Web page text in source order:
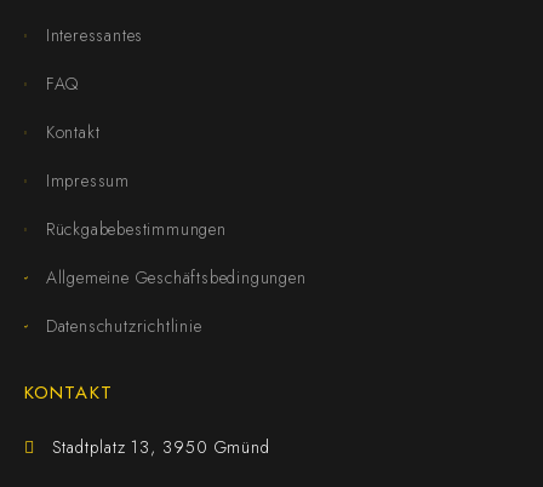
Interessantes
FAQ
Kontakt
Impressum
Rückgabebestimmungen
Allgemeine Geschäftsbedingungen
Datenschutzrichtlinie
KONTAKT
Stadtplatz 13, 3950 Gmünd